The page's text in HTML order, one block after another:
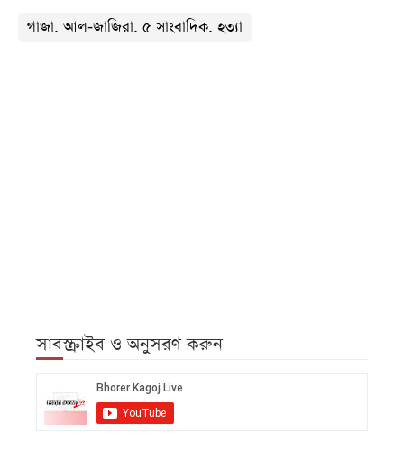
গাজা. আল-জাজিরা. ৫ সাংবাদিক. হত্যা
সাবস্ক্রাইব ও অনুসরণ করুন